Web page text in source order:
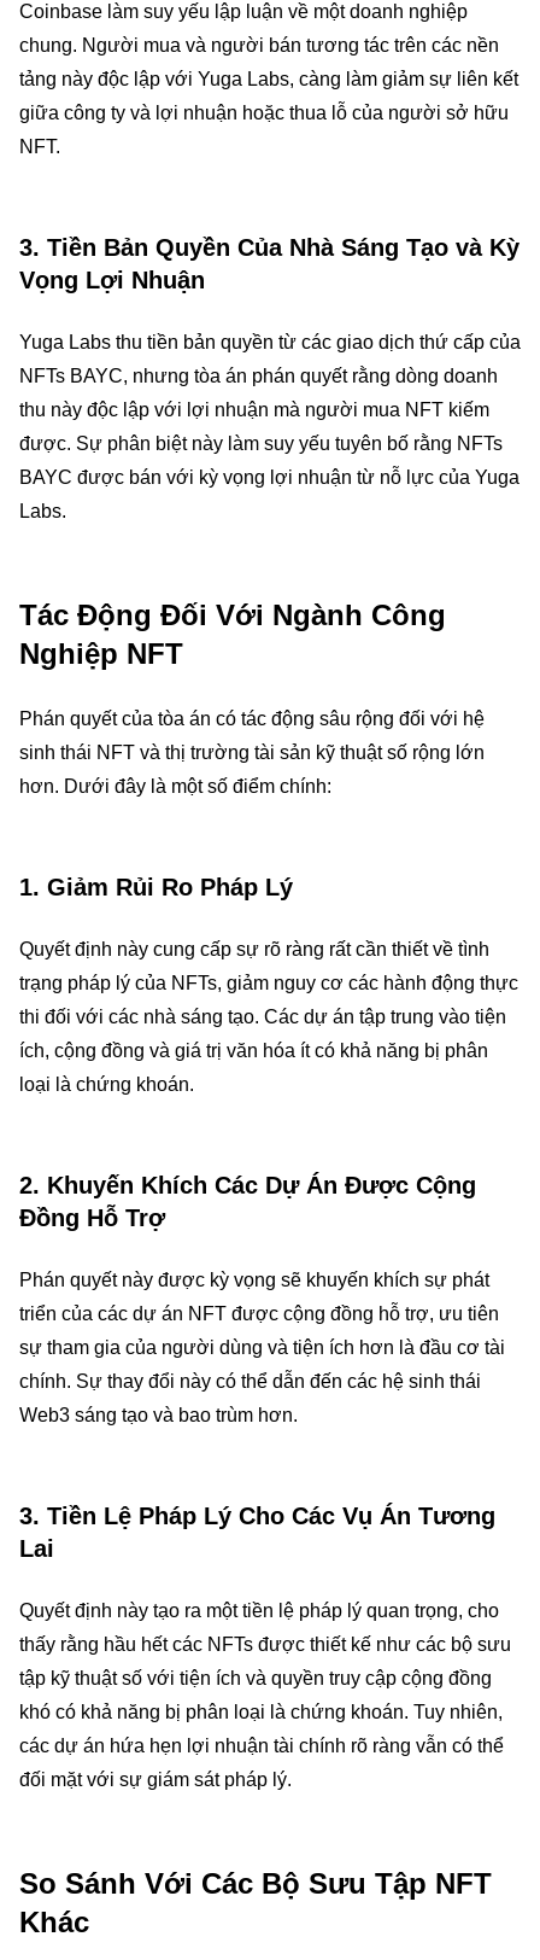
Coinbase làm suy yếu lập luận về một doanh nghiệp
chung. Người mua và người bán tương tác trên các nền
tảng này độc lập với Yuga Labs, càng làm giảm sự liên kết
giữa công ty và lợi nhuận hoặc thua lỗ của người sở hữu
NFT.
3. Tiền Bản Quyền Của Nhà Sáng Tạo và Kỳ
Vọng Lợi Nhuận
Yuga Labs thu tiền bản quyền từ các giao dịch thứ cấp của
NFTs BAYC, nhưng tòa án phán quyết rằng dòng doanh
thu này độc lập với lợi nhuận mà người mua NFT kiếm
được. Sự phân biệt này làm suy yếu tuyên bố rằng NFTs
BAYC được bán với kỳ vọng lợi nhuận từ nỗ lực của Yuga
Labs.
Tác Động Đối Với Ngành Công
Nghiệp NFT
Phán quyết của tòa án có tác động sâu rộng đối với hệ
sinh thái NFT và thị trường tài sản kỹ thuật số rộng lớn
hơn. Dưới đây là một số điểm chính:
1. Giảm Rủi Ro Pháp Lý
Quyết định này cung cấp sự rõ ràng rất cần thiết về tình
trạng pháp lý của NFTs, giảm nguy cơ các hành động thực
thi đối với các nhà sáng tạo. Các dự án tập trung vào tiện
ích, cộng đồng và giá trị văn hóa ít có khả năng bị phân
loại là chứng khoán.
2. Khuyến Khích Các Dự Án Được Cộng
Đồng Hỗ Trợ
Phán quyết này được kỳ vọng sẽ khuyến khích sự phát
triển của các dự án NFT được cộng đồng hỗ trợ, ưu tiên
sự tham gia của người dùng và tiện ích hơn là đầu cơ tài
chính. Sự thay đổi này có thể dẫn đến các hệ sinh thái
Web3 sáng tạo và bao trùm hơn.
3. Tiền Lệ Pháp Lý Cho Các Vụ Án Tương
Lai
Quyết định này tạo ra một tiền lệ pháp lý quan trọng, cho
thấy rằng hầu hết các NFTs được thiết kế như các bộ sưu
tập kỹ thuật số với tiện ích và quyền truy cập cộng đồng
khó có khả năng bị phân loại là chứng khoán. Tuy nhiên,
các dự án hứa hẹn lợi nhuận tài chính rõ ràng vẫn có thể
đối mặt với sự giám sát pháp lý.
So Sánh Với Các Bộ Sưu Tập NFT
Khác